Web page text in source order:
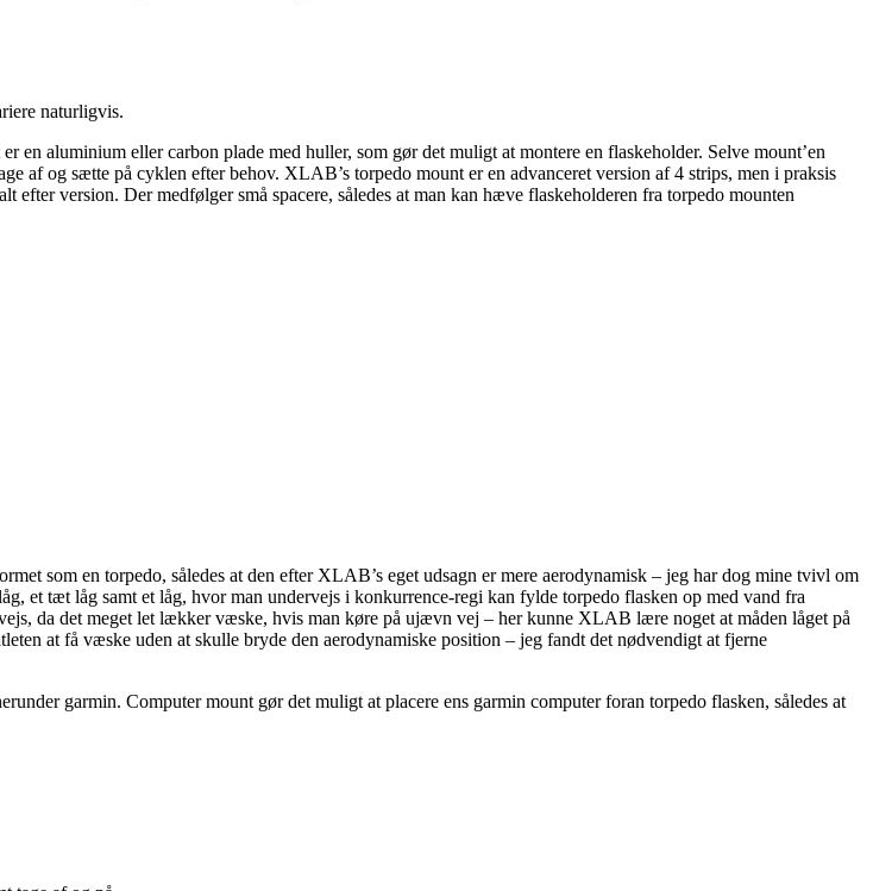
naturligvis.
aluminium eller carbon plade med huller, som gør det muligt at montere en flaskeholder. Selve mount’en
af og sætte på cyklen efter behov. XLAB’s torpedo mount er en advanceret version af 4 strips, men i praksis
version. Der medfølger små spacere, således at man kan hæve flaskeholderen fra torpedo mounten
som en torpedo, således at den efter XLAB’s eget udsagn er mere aerodynamisk – jeg har dog mine tvivl om
et tæt låg samt et låg, hvor man undervejs i konkurrence-regi kan fylde torpedo flasken op med vand fra
da det meget let lækker væske, hvis man køre på ujævn vej – her kunne XLAB lære noget at måden låget på
at få væske uden at skulle bryde den aerodynamiske position – jeg fandt det nødvendigt at fjerne
garmin. Computer mount gør det muligt at placere ens garmin computer foran torpedo flasken, således at